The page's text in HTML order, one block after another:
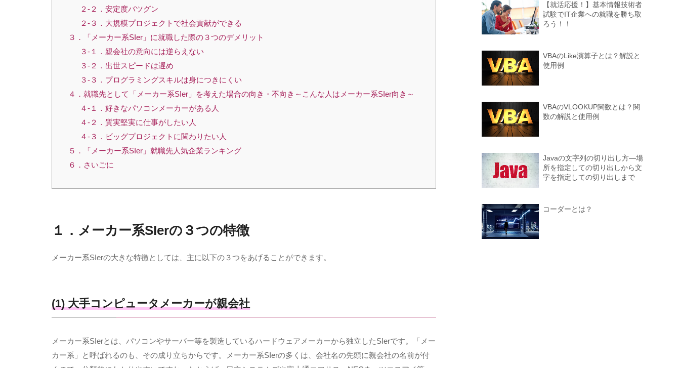
２-２．安定度バツグン
２-３．大規模プロジェクトで社会貢献ができる
３．「メーカー系SIer」に就職した際の３つのデメリット
３-１．親会社の意向には逆らえない
３-２．出世スピードは遅め
３-３．プログラミングスキルは身につきにくい
４．就職先として「メーカー系SIer」を考えた場合の向き・不向き～こんな人はメーカー系SIer向き～
４-１．好きなパソコンメーカーがある人
４-２．質実堅実に仕事がしたい人
４-３．ビッグプロジェクトに関わりたい人
５．「メーカー系SIer」就職先人気企業ランキング
６．さいごに
１．メーカー系SIerの３つの特徴
メーカー系SIerの大きな特徴としては、主に以下の３つをあげることができます。
(1) 大手コンピュータメーカーが親会社
メーカー系SIerとは、パソコンやサーバー等を製造しているハードウェアメーカーから独立したSIerです。「メー
カー系」と呼ばれるのも、その成り立ちからです。メーカー系SIerの多くは、会社名の先頭に親会社の名前が付
【就活応援！】基本情報技術者
試験でIT企業への就職を勝ち取
ろう！！
VBAのLike演算子とは？解説と
使用例
VBAのVLOOKUP関数とは？関
数の解説と使用例
Javaの文字列の切り出し方―場
所を指定しての切り出しから文
字を指定しての切り出しまで
コーダーとは？